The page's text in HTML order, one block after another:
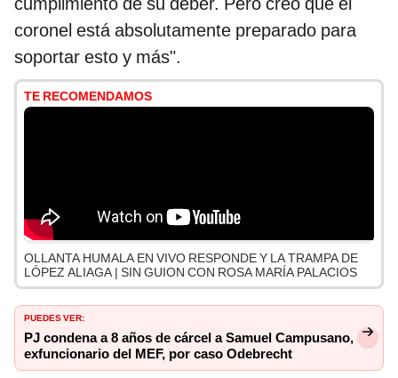
coronel está absolutamente preparado para
soportar esto y más".
TE RECOMENDAMOS
OLLANTA HUMALA EN VIVO RESPONDE Y LA TRAMPA DE
LÓPEZ ALIAGA | SIN GUION CON ROSA MARÍA PALACIOS
PUEDES VER:
PJ condena a 8 años de cárcel a Samuel Campusano,
exfuncionario del MEF, por caso Odebrecht